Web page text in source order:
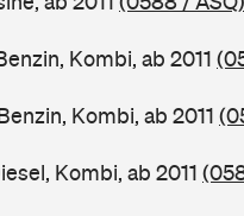
Kombi, ab 2011
Kombi, ab 2011
Kombi, ab 2011